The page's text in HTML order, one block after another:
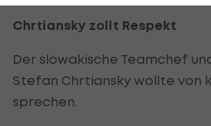
Chrtiansky zollt Respekt
Der slowakische Teamchef
Stefan Chrtiansky wollte von
sprechen.